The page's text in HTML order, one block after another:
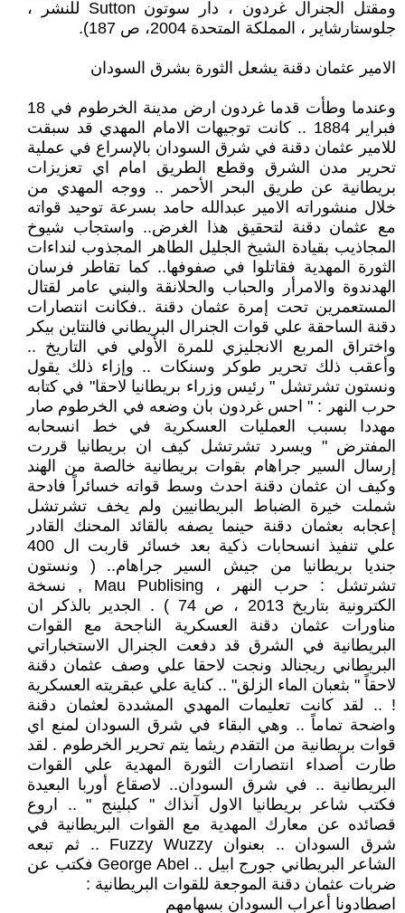
ومقتل الجنرال غردون ، دار سوتون Sutton للنشر ،
جلوستارشاير ، المملكة المتحدة 2004، ص 187).
الامير عثمان دقنة يشعل الثورة بشرق السودان
وعندما وطأت قدما غردون ارض مدينة الخرطوم في 18
فبراير 1884 .. كانت توجيهات الامام المهدي قد سبقت
للامير عثمان دقنة في شرق السودان بالإسراع في عملية
تحرير مدن الشرق وقطع الطريق امام اي تعزيزات
بريطانية عن طريق البحر الأحمر .. ووجه المهدي من
خلال منشوراته الامير عبدالله حامد بسرعة توحيد قواته
مع عثمان دقنة لتحقيق هذا الغرض.. واستجاب شيوخ
المجاذيب بقيادة الشيخ الجليل الطاهر المجذوب لنداءات
الثورة المهدية فقاتلوا في صفوفها.. كما تقاطر فرسان
الهدندوة والامرأر والحباب والحلانقة والبني عامر لقتال
المستعمرين تحت إمرة عثمان دقنة ..فكانت انتصارات
دقنة الساحقة علي قوات الجنرال البريطاني فالنتاين بيكر
واختراق المربع الانجليزي للمرة الأولي في التاريخ ..
وأعقب ذلك تحرير طوكر وسنكات .. وإزاء ذلك يقول
ونستون تشرتشل " رئيس وزراء بريطانيا لاحقا" في كتابه
حرب النهر : " احس غردون بان وضعه في الخرطوم صار
مهددا بسبب العمليات العسكرية في خط انسحابه
المفترض " ويسرد تشرتشل كيف ان بريطانيا قررت
إرسال السير جراهام بقوات بريطانية خالصة من الهند
وكيف ان عثمان دقنة احدث وسط قواته خسائراً فادحة
شملت خيرة الضباط البريطانيين ولم يخف تشرتشل
إعجابه بعثمان دقنة حينما يصفه بالقائد المحنك القادر
علي تنفيذ انسحابات ذكية بعد خسائر قاربت ال 400
جنديا بريطانيا من جيش السير جراهام.. ( ونستون
تشرتشل : حرب النهر ، Mau Publising , نسخة
الكترونية بتاريخ 2013 ، ص 74 ) . الجدير بالذكر ان
مناورات عثمان دقنة العسكرية الناجحة مع القوات
البريطانية في الشرق قد دفعت الجنرال الاستخباراتي
البريطاني ريجنالد ونجت لاحقا علي وصف عثمان دقنة
لاحقاً " بثعبان الماء الزلق" .. كناية علي عبقريته العسكرية
! .. لقد كانت تعليمات المهدي المشددة لعثمان دقنة
واضحة تماماً .. وهي البقاء في شرق السودان لمنع اي
قوات بريطانية من التقدم ريثما يتم تحرير الخرطوم . لقد
طارت أصداء انتصارات الثورة المهدية علي القوات
البريطانية .. في شرق السودان.. لاصقاع أوربا البعيدة
فكتب شاعر بريطانيا الاول آنذاك " كبلينج " .. اروع
قصائده عن معارك المهدية مع القوات البريطانية في
شرق السودان .. بعنوان Fuzzy Wuzzy .. ثم تبعه
الشاعر البريطاني جورج ابيل .. George Abel فكتب عن
ضربات عثمان دقنة الموجعة للقوات البريطانية :
اصطادونا أعراب السودان بسهامهم